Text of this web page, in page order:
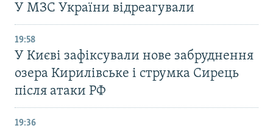
У МЗС України відреагували
19:58
У Києві зафіксували нове забруднення
озера Кирилівське і струмка Сирець
після атаки РФ
19:36